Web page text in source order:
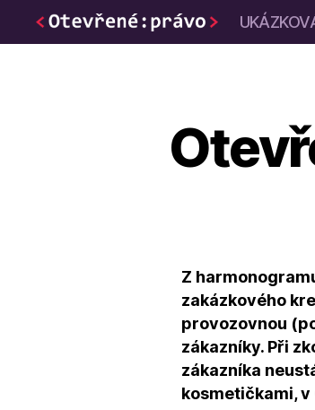
Otevřené
Z
zakázkového
provozovnou
zákazníky. Při
zákazníka
kosmetičkami, v